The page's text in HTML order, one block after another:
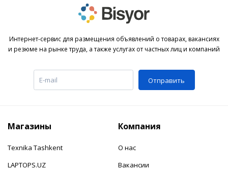
Интернет-сервис для размещения объявлений о товарах, вакансиях
и резюме на рынке труда, а также услугах от частных лиц и компаний
Отправить
Магазины
Texnika Tashkent
LAPTOPS.UZ
Компания
О нас
Вакансии